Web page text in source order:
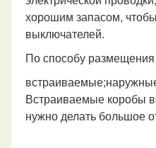
хорошим запасом,
выключателей.
По способу
Встраиваемые коробы
нужно делать большое